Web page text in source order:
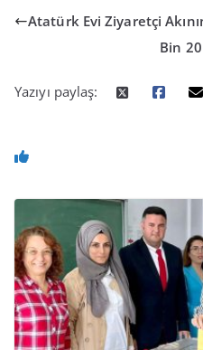
Atatürk Evi Ziyaretçi
Bin
Yazıyı paylaş: